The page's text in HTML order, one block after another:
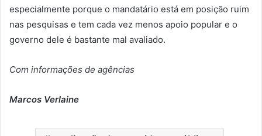
especialmente porque o mandatário está em posição ruim
nas pesquisas e tem cada vez menos apoio popular e o
governo dele é bastante mal avaliado.
Com informações de agências
Marcos Verlaine